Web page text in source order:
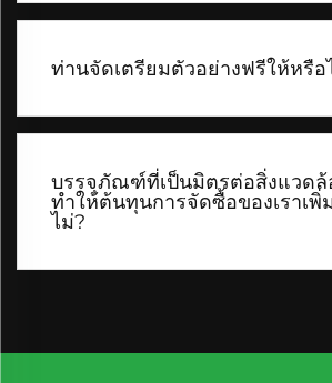
ท่านจัดเตรียมตัวอย่างฟรีให้หรือ
บรรจุภัณฑ์ที่เป็นมิตรต่อสิ่งแวดล้
ทำให้ต้นทุนการจัดซื้อของเราเพิ่
ไม่?